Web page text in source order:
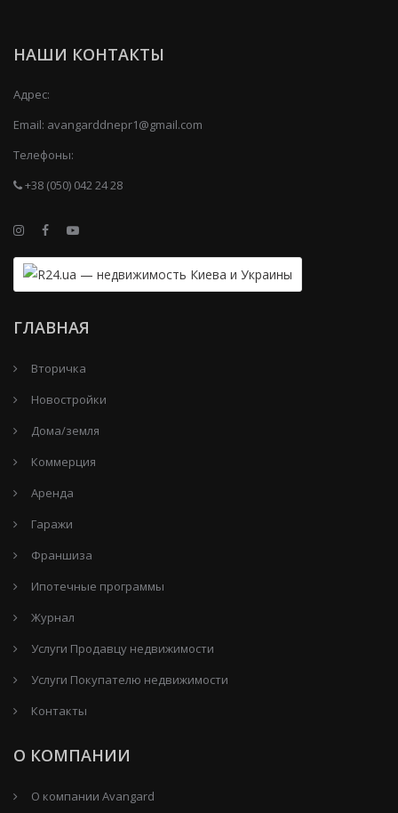
НАШИ КОНТАКТЫ
Адрес:
Email: avangarddnepr1@gmail.com
Телефоны:
+38 (050) 042 24 28
ГЛАВНАЯ
Вторичка
Новостройки
Дома/земля
Коммерция
Аренда
Гаражи
Франшиза
Ипотечные программы
Журнал
Услуги Продавцу недвижимости
Услуги Покупателю недвижимости
Контакты
О КОМПАНИИ
О компании Avangard